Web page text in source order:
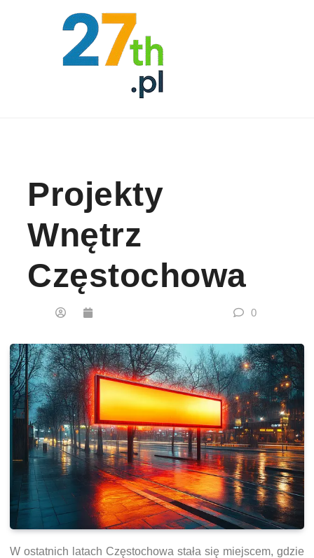
Projekty
Wnętrz
Częstochowa
0
W ostatnich latach Częstochowa stała się miejscem, gdzie